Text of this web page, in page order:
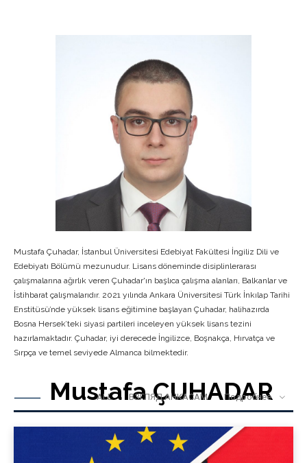
Mustafa Çuhadar, İstanbul Üniversitesi Edebiyat Fakültesi İngiliz Dili ve
Edebiyatı Bölümü mezunudur. Lisans döneminde disiplinlerarası
çalışmalarına ağırlık veren Çuhadar'ın başlıca çalışma alanları, Balkanlar ve
İstihbarat çalışmalarıdır. 2021 yılında Ankara Üniversitesi Türk İnkılap Tarihi
Enstitüsü’nde yüksek lisans eğitimine başlayan Çuhadar, halihazırda
Bosna Hersek’teki siyasi partileri inceleyen yüksek lisans tezini
hazırlamaktadır. Çuhadar, iyi derecede İngilizce, Boşnakça, Hırvatça ve
Sırpça ve temel seviyede Almanca bilmektedir.
Mustafa ÇUHADAR
ALL ВЗГЛЯД АНКАСАМ Подробнее